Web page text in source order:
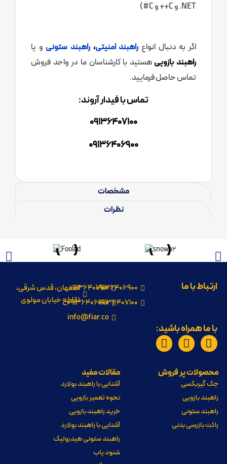
مشخصات
نظرات
.NET و C++ و C#)
اگر به دنبال انواع راهبند امنیتی، راهبند ستونی و یا
راهبند بازویی هستید با کارشناسان ما در واحد فروش
تماس حاصل فرمایید.
تماس با فیدار آروند:
09136407100
09136406900
ارتباط با ما
09136406900
09136407100
09136407100
09136406900
info@fiar.co
اصفهان، قدس شرقی،
تقاطع خیابان مولوی
با ما همراه باشید:
محصولات پر فروش مقالات مفید
جک گیربکسی
راهبند بازویی
راهبند ستونی
راکت بازرسی بدنی
آشنایی با راهبند بولارد
نحوه تعمیر بازویی
خرید راهبند بازویی
آشنایی با راهبند بولارد
راهبند ستونی هیدرولیک
شنود یاب